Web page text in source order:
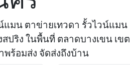
มน ตาข่ายเทวดา รั้วไวน์แมน
ปริง ในพื้นที่ ตลาดบางเขน เขต
พร้อมส่ง จัดส่งถึงบ้าน